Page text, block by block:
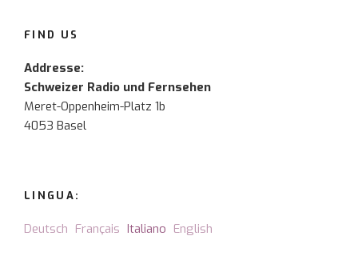
FIND US
Addresse:
Schweizer Radio und Fernsehen
Meret-Oppenheim-Platz 1b
4053 Basel
LINGUA:
Deutsch Français Italiano English